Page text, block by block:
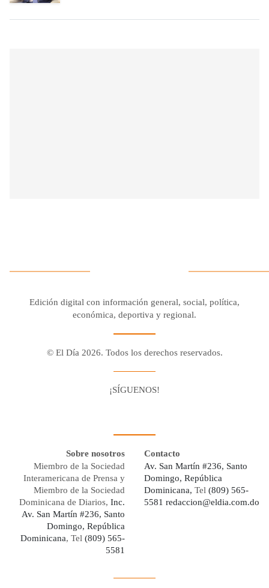
Edición digital con información general, social, política,
económica, deportiva y regional.
© El Día 2026. Todos los derechos reservados.
¡SÍGUENOS!
Sobre nosotros
Miembro de la Sociedad
Interamericana de Prensa y
Miembro de la Sociedad
Dominicana de Diarios, Inc.
Av. San Martín #236, Santo
Domingo, República
Dominicana, Tel (809) 565-
5581
Contacto
Av. San Martín #236, Santo
Domingo, República
Dominicana, Tel (809) 565-
5581 redaccion@eldia.com.do